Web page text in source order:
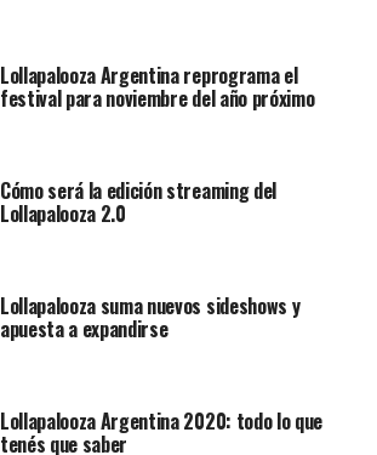
Lollapalooza Argentina reprograma el
festival para noviembre del año próximo
Cómo será la edición streaming del
Lollapalooza 2.0
Lollapalooza suma nuevos sideshows y
apuesta a expandirse
Lollapalooza Argentina 2020: todo lo que
tenés que saber